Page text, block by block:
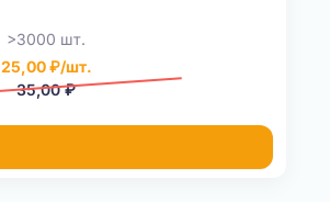
>3000 шт.
25,00 ₽/шт.
35,00 ₽